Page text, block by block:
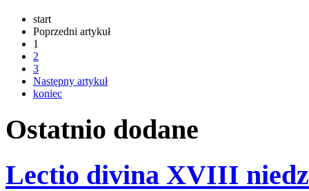
start
Poprzedni artykuł
1
2
3
Następny artykuł
koniec
Ostatnio dodane
Lectio divina XVIII